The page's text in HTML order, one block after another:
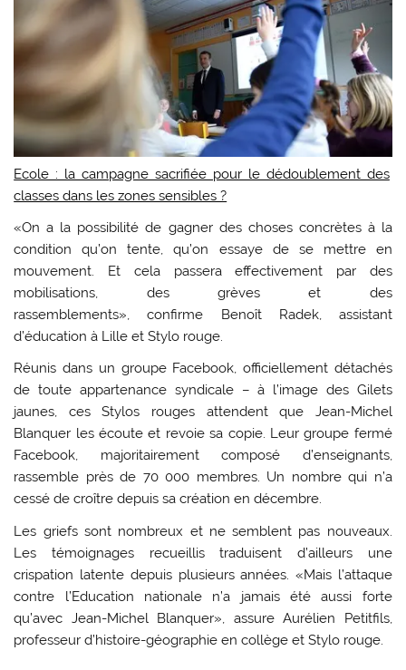
Ecole : la campagne sacrifiée pour le dédoublement des
classes dans les zones sensibles ?
«On a la possibilité de gagner des choses concrètes à la
condition qu’on tente, qu’on essaye de se mettre en
mouvement. Et cela passera effectivement par des
mobilisations, des grèves et des
rassemblements», confirme Benoît Radek, assistant
d’éducation à Lille et Stylo rouge.
Réunis dans un groupe Facebook, officiellement détachés
de toute appartenance syndicale – à l’image des Gilets
jaunes, ces Stylos rouges attendent que Jean-Michel
Blanquer les écoute et revoie sa copie. Leur groupe fermé
Facebook, majoritairement composé d’enseignants,
rassemble près de 70 000 membres. Un nombre qui n’a
cessé de croître depuis sa création en décembre.
Les griefs sont nombreux et ne semblent pas nouveaux.
Les témoignages recueillis traduisent d’ailleurs une
crispation latente depuis plusieurs années. «Mais l’attaque
contre l’Education nationale n’a jamais été aussi forte
qu’avec Jean-Michel Blanquer», assure Aurélien Petitfils,
professeur d’histoire-géographie en collège et Stylo rouge.